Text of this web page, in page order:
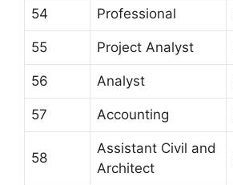
54 Professional
55 Project Analyst
56 Analyst
57 Accounting
58
Assistant Civil and
Architect